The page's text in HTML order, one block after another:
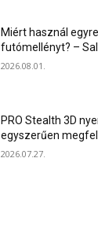
Miért használ
futómellényt? –
2026.08.01.
PRO Stealth 3D
egyszerűen
2026.07.27.